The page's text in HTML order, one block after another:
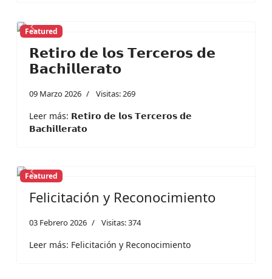
Previous
Featured
𝗥𝗲𝘁𝗶𝗿𝗼 𝗱𝗲 𝗹𝗼𝘀 𝗧𝗲𝗿𝗰𝗲𝗿𝗼𝘀 𝗱𝗲
𝗕𝗮𝗰𝗵𝗶𝗹𝗹𝗲𝗿𝗮𝘁𝗼
09 Marzo 2026 Visitas: 269
Leer más: 𝗥𝗲𝘁𝗶𝗿𝗼 𝗱𝗲 𝗹𝗼𝘀 𝗧𝗲𝗿𝗰𝗲𝗿𝗼𝘀 𝗱𝗲
𝗕𝗮𝗰𝗵𝗶𝗹𝗹𝗲𝗿𝗮𝘁𝗼
Previous
Featured
Felicitación y Reconocimiento
03 Febrero 2026 Visitas: 374
Leer más: Felicitación y Reconocimiento